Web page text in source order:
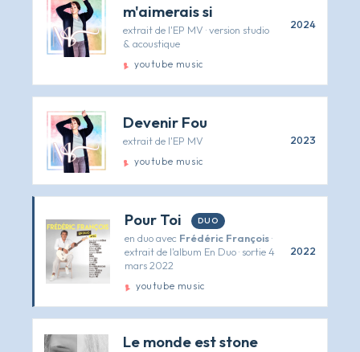
m'aimerais si
extrait de l'EP MV · version studio
& acoustique
youtube music
2024
Devenir Fou
extrait de l'EP MV
youtube music
2023
Pour Toi DUO
en duo avec Frédéric François·
extrait de l'album En Duo· sortie 4
mars 2022
youtube music
2022
Le monde est stone